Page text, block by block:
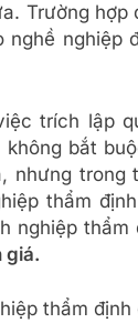
Trường
nghề
trích lập
bắt
nhưng trong
thẩm
nghiệp
giá.
thẩm